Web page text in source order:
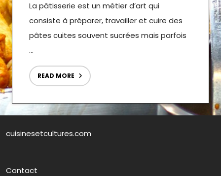
La pâtisserie est un métier d’art qui
consiste à préparer, travailler et cuire des
pâtes cuites souvent sucrées mais parfois
...
READ MORE
cuisinesetcultures.com
Contact